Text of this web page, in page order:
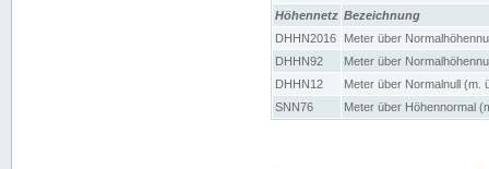
Höhennetz Bezeichnung
DHHN2016
Meter über
DHHN92
Meter über
DHHN12
Meter über Normalnull (m.
SNN76
Meter über Höhennormal